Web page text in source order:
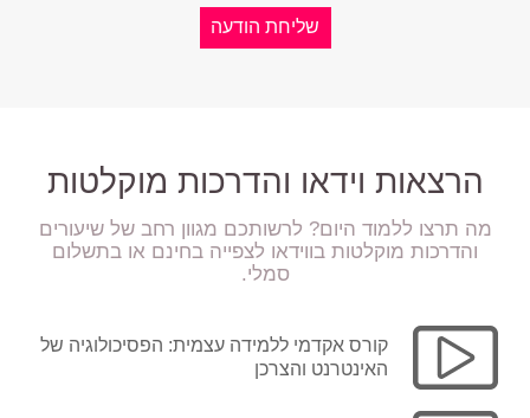
הרצאות וידאו והדרכות מוקלטות
מה תרצו ללמוד היום? לרשותכם מגוון רחב של שיעורים
והדרכות מוקלטות בווידאו לצפייה בחינם או בתשלום
סמלי.
קורס אקדמי ללמידה עצמית: הפסיכולוגיה של
האינטרנט והצרכן